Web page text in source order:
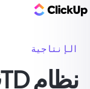
الإنتاجية